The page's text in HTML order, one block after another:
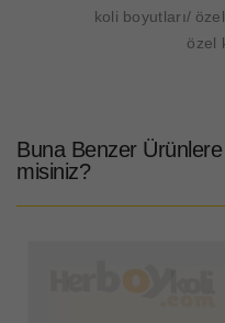
koli boyutları
özel
Buna Benzer
misiniz?